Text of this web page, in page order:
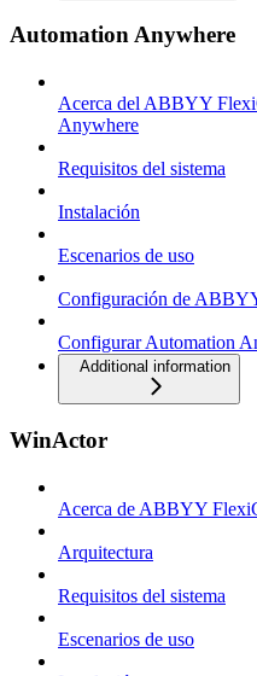
Automation Anywhere
Acerca del ABBYY
Anywhere
Requisitos del sistema
Instalación
Escenarios de uso
Configuración de
Configurar Automation
Additional information
WinActor
Acerca de ABBYY
Arquitectura
Requisitos del sistema
Escenarios de uso